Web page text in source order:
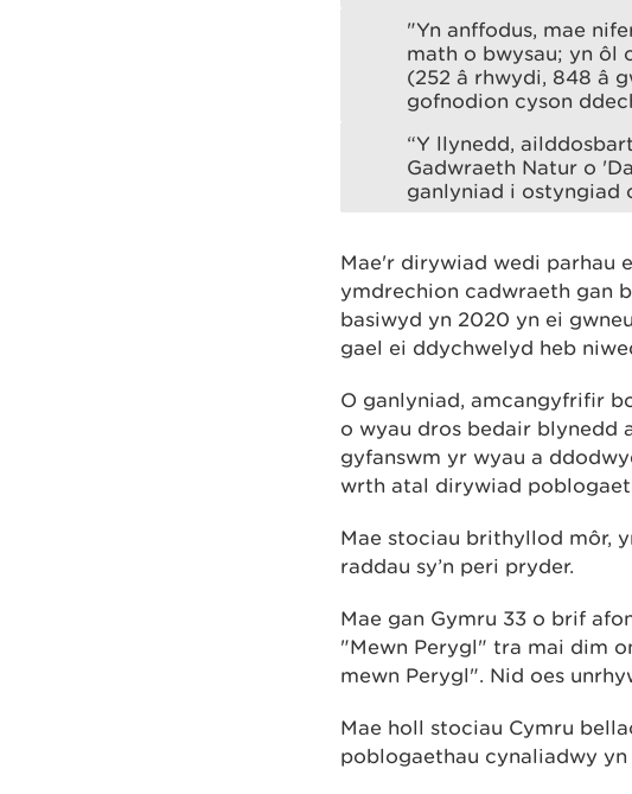
"Yn anffodus, mae
math o bwysau; yn ôl
(252 â rhwydi, 848 â
gofnodion cyson
“Y llynedd,
Gadwraeth Natur o
ganlyniad i ostyngiad
Mae'r dirywiad wedi parhau
ymdrechion cadwraeth gan
basiwyd yn 2020 yn ei
gael ei ddychwelyd heb
O ganlyniad, amcangyfrifir
o wyau dros bedair blynedd
gyfanswm yr wyau a
wrth atal dirywiad
Mae stociau brithyllod môr,
raddau sy’n peri pryder.
Mae gan Gymru 33 o brif
"Mewn Perygl" tra mai dim
mewn Perygl". Nid oes
Mae holl stociau Cymru
poblogaethau cynaliadwy